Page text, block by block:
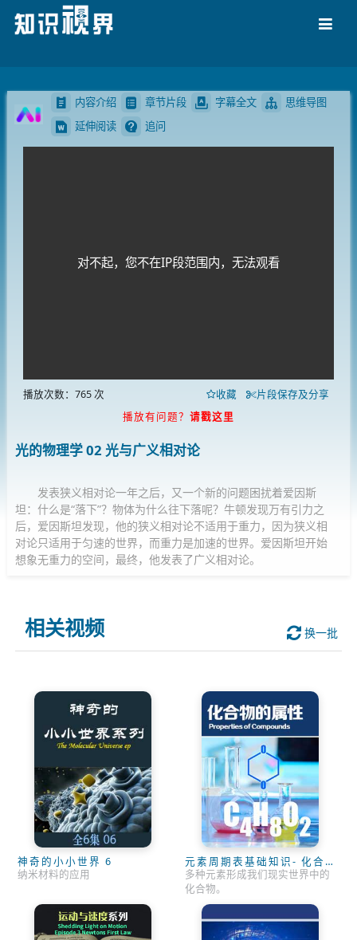
导航
内容介绍 章节片段 字幕全文
思维导图
延伸阅读
追问
对不起，您不在IP段范围内，无法观看
播放次数：765 次 收藏
片段保存及分享
播放有问题？ 请戳这里
光的物理学 02 光与广义相对论
发表狭义相对论一年之后，又一个新的问题困扰着爱因斯
坦：什么是“落下”？物体为什么往下落呢？牛顿发现万有引力之
后，爱因斯坦发现，他的狭义相对论不适用于重力，因为狭义相
对论只适用于匀速的世界，而重力是加速的世界。爱因斯坦开始
想象无重力的空间，最终，他发表了广义相对论。
相关视频 换一批
神奇的小小世界 6
纳米材料的应用
元素周期表基础知识- 化合
物的属性
多种元素形成我们现实世界中的
化合物。